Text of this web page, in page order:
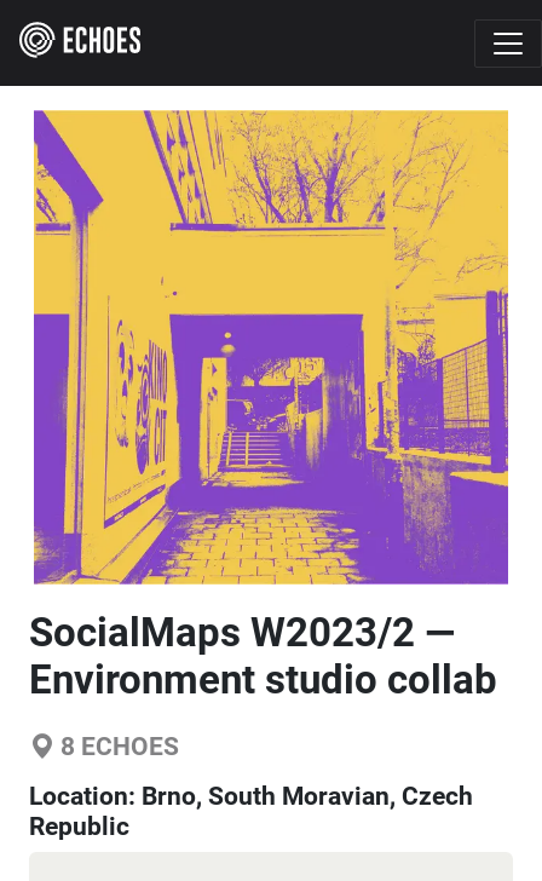
SocialMaps W2023/2 —
Environment studio collab
8 ECHOES
Location: Brno, South Moravian, Czech
Republic